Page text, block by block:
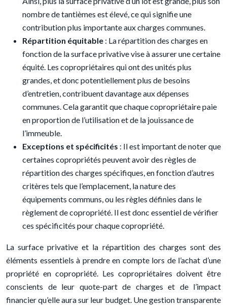
nombre de tantièmes est élevé, ce qui signifie une
contribution plus importante aux charges communes.
Répartition équitable : La répartition des charges en
fonction de la surface privative vise à assurer une certaine
équité. Les copropriétaires qui ont des unités plus
grandes, et donc potentiellement plus de besoins
d’entretien, contribuent davantage aux dépenses
communes. Cela garantit que chaque copropriétaire paie
en proportion de l’utilisation et de la jouissance de
l’immeuble.
Exceptions et spécificités : Il est important de noter que
certaines copropriétés peuvent avoir des règles de
répartition des charges spécifiques, en fonction d’autres
critères tels que l’emplacement, la nature des
équipements communs, ou les règles définies dans le
règlement de copropriété. Il est donc essentiel de vérifier
ces spécificités pour chaque copropriété.
La surface privative et la répartition des charges sont des
éléments essentiels à prendre en compte lors de l’achat d’une
propriété en copropriété. Les copropriétaires doivent être
conscients de leur quote-part de charges et de l’impact
financier qu’elle aura sur leur budget. Une gestion transparente